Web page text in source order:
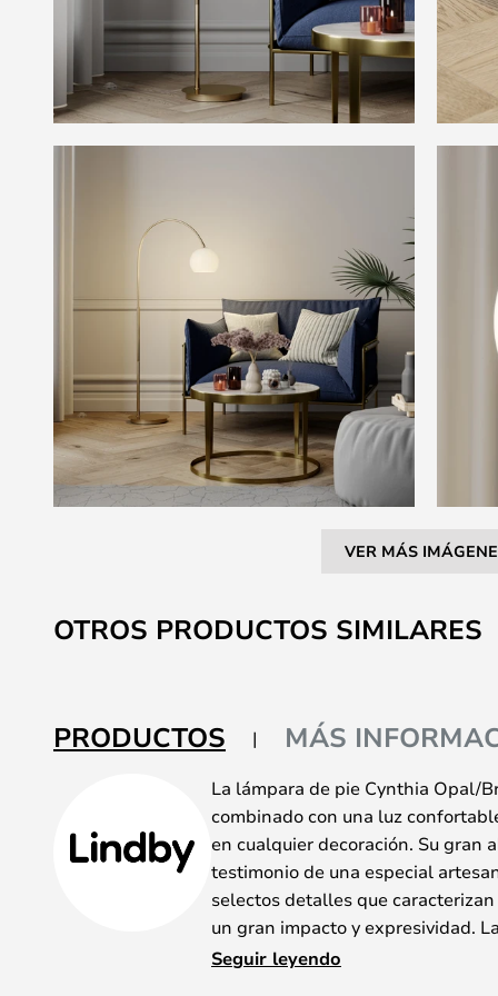
VER MÁS
al
comienzo
galería
de
OTROS PRODUCTOS SIMILARES
PRODUCTOS MÁS
La lámpara de pie Cynthia Opal/
combinado con una luz
en cualquier decoración. Su gran
testimonio de una especial
selectos detalles que
un gran impacto y expresividad.
trípode de níquel para un aspecto
Seguir leyendo